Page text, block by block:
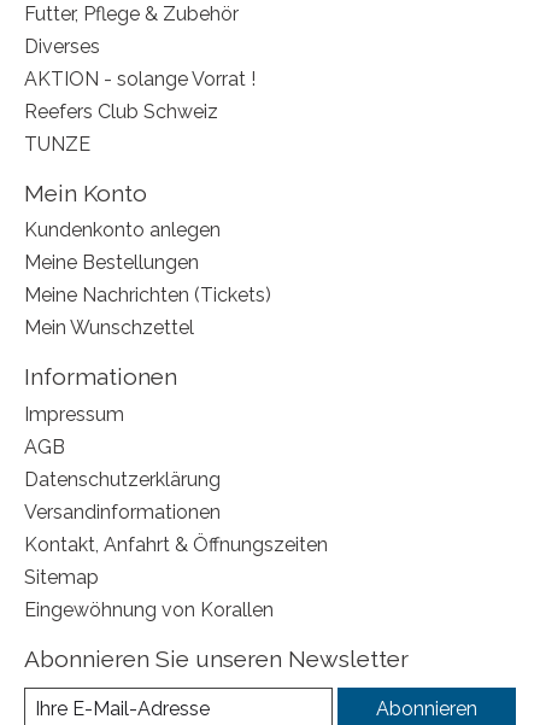
Futter, Pflege & Zubehör
Diverses
AKTION - solange Vorrat !
Reefers Club Schweiz
TUNZE
Mein Konto
Kundenkonto anlegen
Meine Bestellungen
Meine Nachrichten (Tickets)
Mein Wunschzettel
Informationen
Impressum
AGB
Datenschutzerklärung
Versandinformationen
Kontakt, Anfahrt & Öffnungszeiten
Sitemap
Eingewöhnung von Korallen
Abonnieren Sie unseren Newsletter
Abonnieren